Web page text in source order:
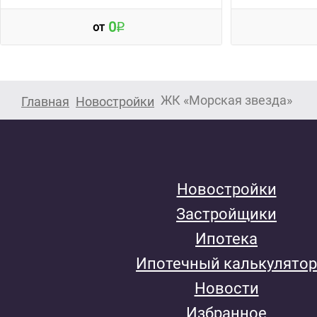
от 0
Главная Новостройки ЖК «Морская звезда»
Новостройки
Застройщики
Ипотека
Ипотечный калькулятор
Новости
Избранное